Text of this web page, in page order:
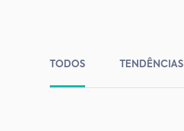
TODOS TENDÊNCIAS